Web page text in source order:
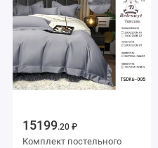
15199.20 ₽
Комплект постельного